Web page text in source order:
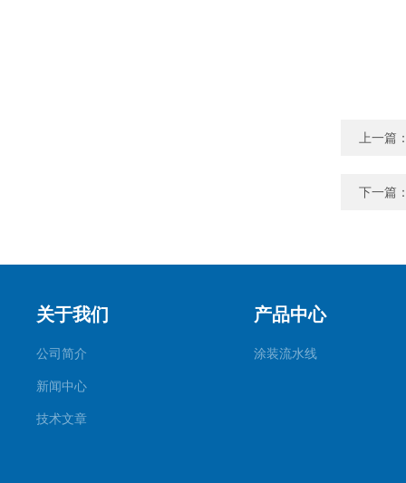
上一篇
下一篇
关于我们
公司简介
新闻中心
技术文章
产品中心
涂装流水线